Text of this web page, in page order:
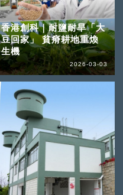
香港創科｜耐鹽耐旱「大
豆回家」 貧瘠耕地重煥
生機
2026-03-03